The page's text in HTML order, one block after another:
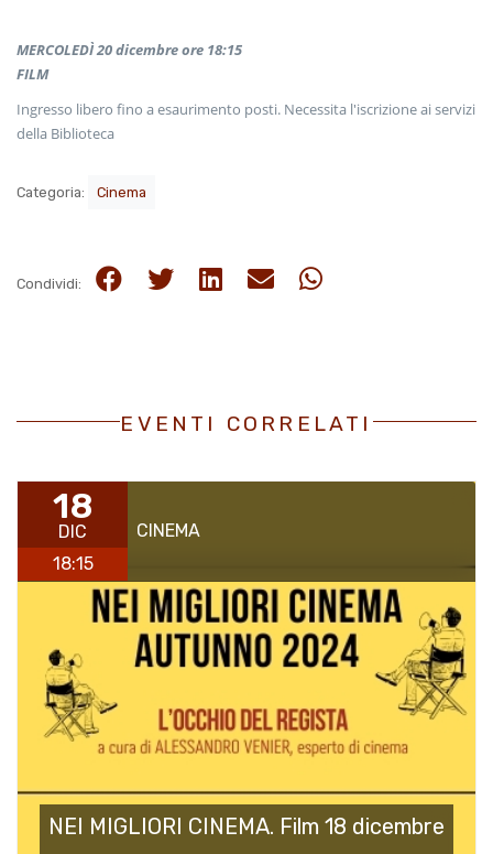
MERCOLEDÌ 20 dicembre ore 18:15
FILM
Ingresso libero fino a esaurimento posti. Necessita l'iscrizione ai servizi
della Biblioteca
Categoria: Cinema
Condividi:
EVENTI CORRELATI
18
DIC
18:15
CINEMA
NEI MIGLIORI CINEMA. Film 18 dicembre